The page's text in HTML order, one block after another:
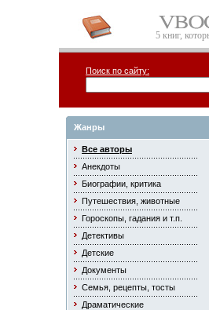
5 книг,
Поиск по сайту:
Жанры
Все авторы
Анекдоты
Биографии, критика
Путешествия, животные
Гороскопы, гадания и т.п.
Детективы
Детские
Документы
Семья, рецепты, тосты
Драматические